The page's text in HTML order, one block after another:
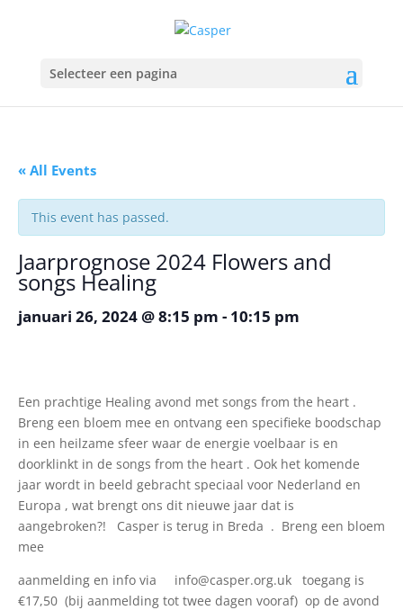
Selecteer een pagina
« All Events
This event has passed.
Jaarprognose 2024 Flowers and
songs Healing
januari 26, 2024 @ 8:15 pm - 10:15 pm
Een prachtige Healing avond met songs from the heart .
Breng een bloem mee en ontvang een specifieke boodschap
in een heilzame sfeer waar de energie voelbaar is en
doorklinkt in de songs from the heart . Ook het komende
jaar wordt in beeld gebracht speciaal voor Nederland en
Europa , wat brengt ons dit nieuwe jaar dat is
aangebroken?! Casper is terug in Breda . Breng een bloem
mee
aanmelding en info via info@casper.org.uk toegang is
€17,50 (bij aanmelding tot twee dagen vooraf) op de avond